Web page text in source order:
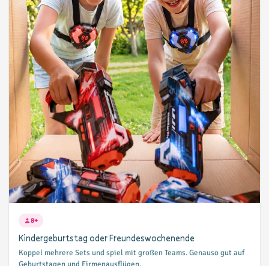
8+
Kindergeburtstag oder Freundeswochenende
Koppel mehrere Sets und spiel mit großen Teams. Genauso gut auf
Geburtstagen und Firmenausflügen.